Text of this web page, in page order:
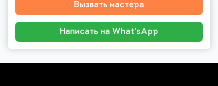
Вызвать мастера
Написать на What'sApp